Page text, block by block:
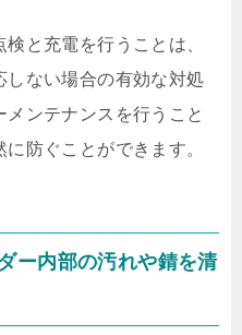
と充電を行うことは、
ない場合の有効な対処
ンテナンスを行うこと
防ぐことができます。
ー内部の汚れや錆を清